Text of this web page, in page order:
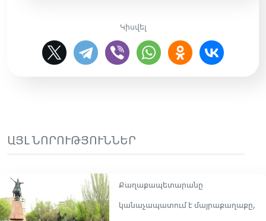
Կիսվել
ԱՅԼ ՆՈՐՈՒԹՅՈՒՆՆԵՐ
Քաղաքապետարանը
կանաչապատում է մայրաքաղաքը,